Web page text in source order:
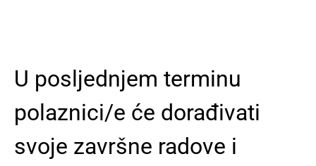
U posljednjem terminu
polaznici/e će dorađivati
svoje završne radove i